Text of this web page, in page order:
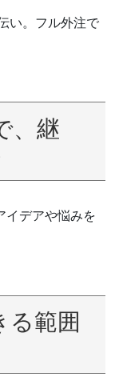
い。フル外注で
、継
イデアや悩みを
る範囲